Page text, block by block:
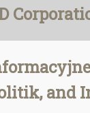
and